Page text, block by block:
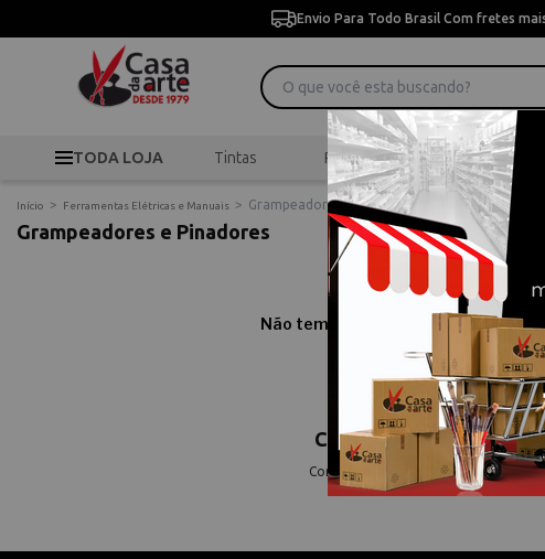
Envio Para Todo Brasil Com fretes
TODA LOJA Tintas Pincéis Desenho
Início > Ferramentas Elétricas e Manuais > Grampeadores e Pinadores
Grampeadores e Pinadores
Não temos resultados para sua
Comprar Grampeadores
Compre online Grampeadores e